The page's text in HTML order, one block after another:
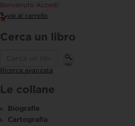
Benvenuto Accedi!
vai al carrello
Cerca un libro
Ricerca avanzata
Le collane
Biografie
Cartografia